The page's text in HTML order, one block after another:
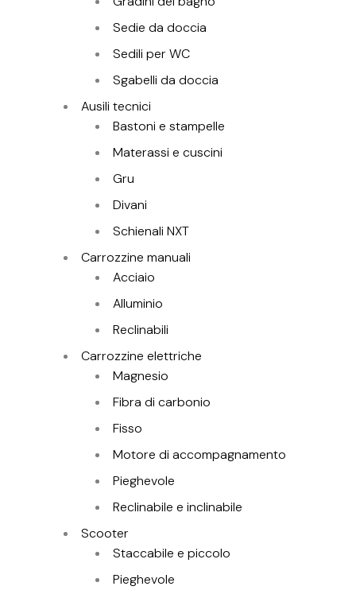
Sedie da doccia
Sedili per WC
Sgabelli da doccia
Ausili tecnici
Bastoni e stampelle
Materassi e cuscini
Gru
Divani
Schienali NXT
Carrozzine manuali
Acciaio
Alluminio
Reclinabili
Carrozzine elettriche
Magnesio
Fibra di carbonio
Fisso
Motore di accompagnamento
Pieghevole
Reclinabile e inclinabile
Scooter
Staccabile e piccolo
Pieghevole